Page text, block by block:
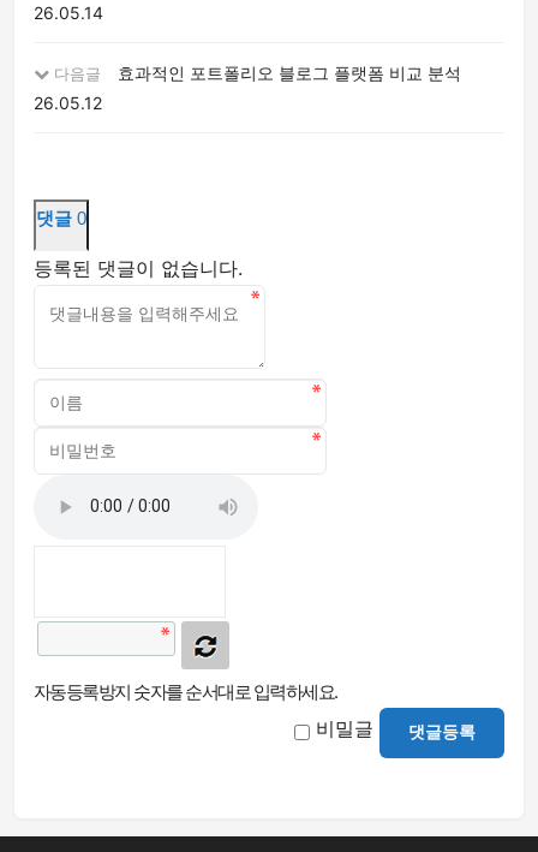
26.05.14
다음글
효과적인 포트폴리오 블로그 플랫폼 비교 분석
26.05.12
댓글 0
등록된 댓글이 없습니다.
자동등록방지 숫자를 순서대로 입력하세요.
비밀글 댓글등록